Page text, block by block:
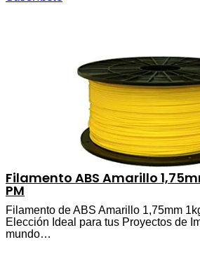
Filamento ABS Amarillo
PM
Filamento de ABS Amarillo 1,75mm
Elección Ideal para tus Proyectos de
mundo…